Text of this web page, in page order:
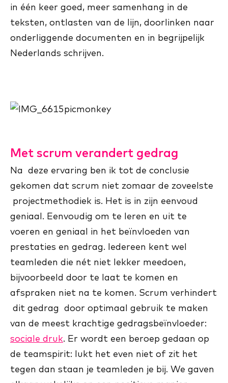
in één keer goed, meer samenhang in de
teksten, ontlasten van de lijn, doorlinken naar
onderliggende documenten en in begrijpelijk
Nederlands schrijven.
Met scrum verandert gedrag
Na deze ervaring ben ik tot de conclusie
gekomen dat scrum niet zomaar de zoveelste
projectmethodiek is. Het is in zijn eenvoud
geniaal. Eenvoudig om te leren en uit te
voeren en geniaal in het beïnvloeden van
prestaties en gedrag. Iedereen kent wel
teamleden die nét niet lekker meedoen,
bijvoorbeeld door te laat te komen en
afspraken niet na te komen. Scrum verhindert
dit gedrag door optimaal gebruik te maken
van de meest krachtige gedragsbeïnvloeder:
sociale druk. Er wordt een beroep gedaan op
de teamspirit: lukt het even niet of zit het
tegen dan staan je teamleden je bij. We gaven